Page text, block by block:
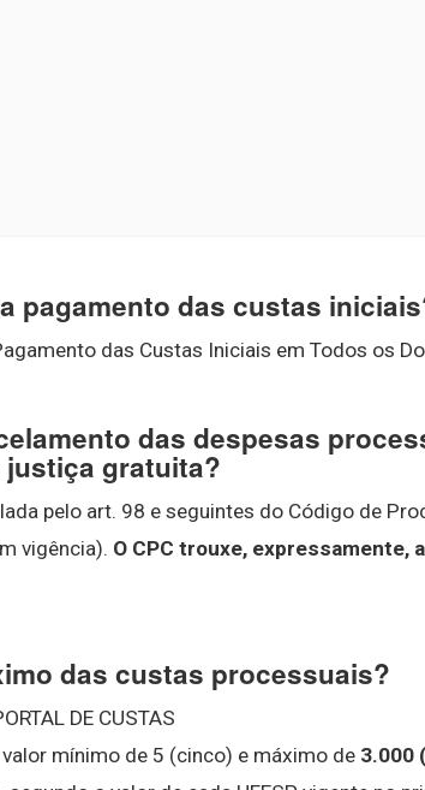
pagamento das custas
das Custas Iniciais em Todos os
das despesas
gratuita?
pelo art. 98 e seguintes do Código de
vigência). O CPC trouxe, expressamente,
das custas processuais?
DE CUSTAS
mínimo de 5 (cinco) e máximo de 3.000